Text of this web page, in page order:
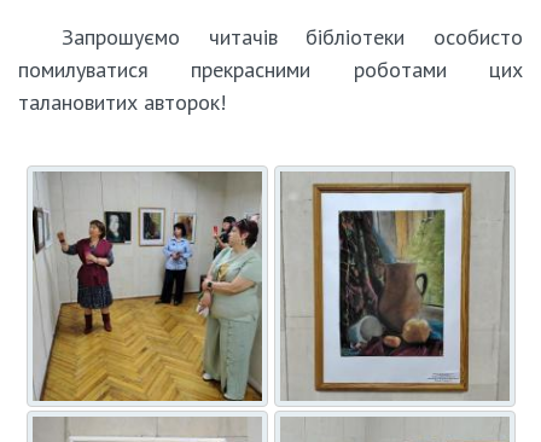
Запрошуємо читачів бібліотеки особисто
помилуватися прекрасними роботами цих
талановитих авторок!